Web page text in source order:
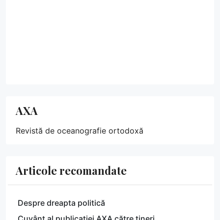
AXA
Revistă de oceanografie ortodoxă
Articole recomandate
Despre dreapta politică